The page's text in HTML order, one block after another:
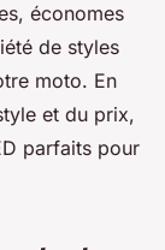
économes
de styles
moto. En
et du prix,
parfaits pour